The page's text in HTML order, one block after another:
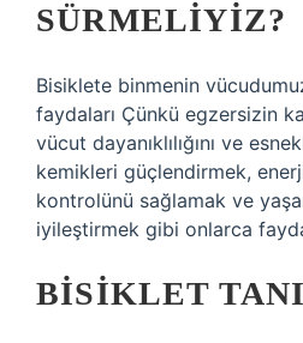
SÜRMELIYIZ?
Bisiklete binmenin
faydaları Çünkü egzersizin
vücut dayanıklılığını ve
kemikleri güçlendirmek,
kontrolünü sağlamak ve
iyileştirmek gibi onlarca
BISIKLET